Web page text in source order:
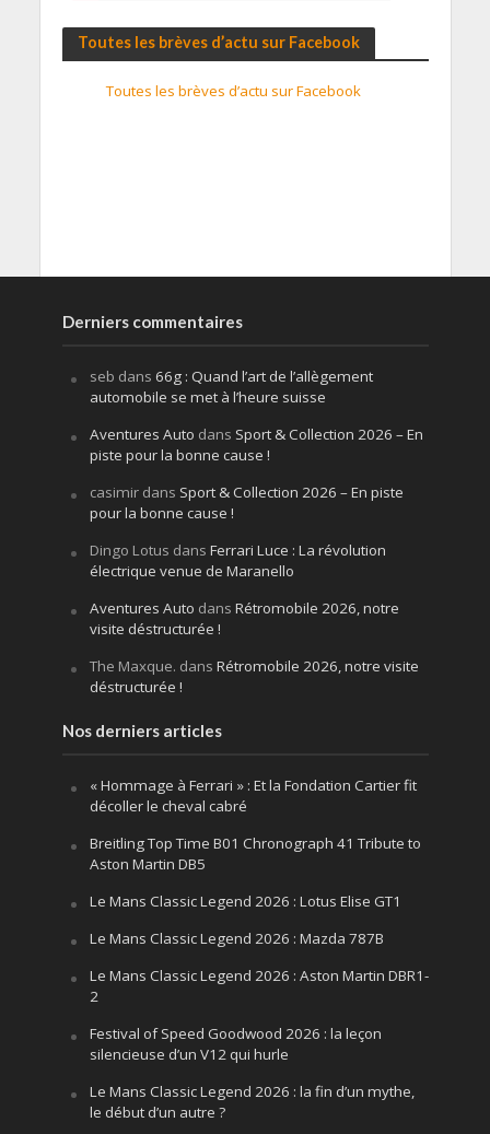
Toutes les brèves d’actu sur Facebook
Toutes les brèves d’actu sur Facebook
Derniers commentaires
seb dans 66g : Quand l’art de l’allègement
automobile se met à l’heure suisse
Aventures Auto dans Sport & Collection 2026 – En
piste pour la bonne cause !
casimirdans Sport & Collection 2026 – En piste
pour la bonne cause !
Dingo Lotus dans Ferrari Luce : La révolution
électrique venue de Maranello
Aventures Auto dans Rétromobile 2026, notre
visite déstructurée !
The Maxque. dans Rétromobile 2026, notre visite
déstructurée !
Nos derniers articles
« Hommage à Ferrari » : Et la Fondation Cartier fit
décoller le cheval cabré
Breitling Top Time B01 Chronograph 41 Tribute to
Aston Martin DB5
Le Mans Classic Legend 2026 : Lotus Elise GT1
Le Mans Classic Legend 2026 : Mazda 787B
Le Mans Classic Legend 2026 : Aston Martin DBR1-
2
Festival of Speed Goodwood 2026 : la leçon
silencieuse d’un V12 qui hurle
Le Mans Classic Legend 2026 : la fin d’un mythe,
le début d’un autre ?